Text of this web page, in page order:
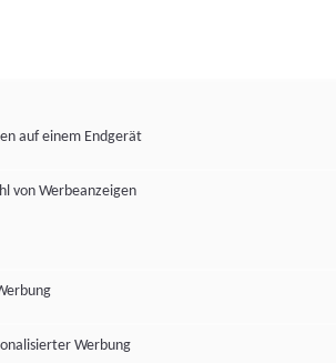
auf einem Endgerät
von Werbeanzeigen
Werbung